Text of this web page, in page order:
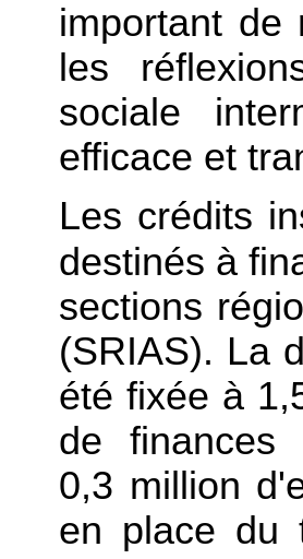
important de
les
sociale
efficace et
Les crédits
destinés à
sections
(SRIAS). La
été fixée à
de finances
0,3 million
en place du